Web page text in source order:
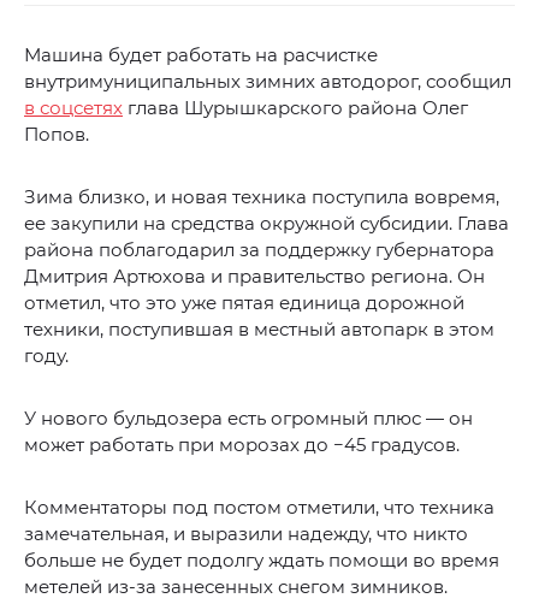
Машина будет работать на расчистке
внутримуниципальных зимних автодорог, сообщил
в соцсетях глава Шурышкарского района Олег
Попов.
Зима близко, и новая техника поступила вовремя,
ее закупили на средства окружной субсидии. Глава
района поблагодарил за поддержку губернатора
Дмитрия Артюхова и правительство региона. Он
отметил, что это уже пятая единица дорожной
техники, поступившая в местный автопарк в этом
году.
У нового бульдозера есть огромный плюс — он
может работать при морозах до −45 градусов.
Комментаторы под постом отметили, что техника
замечательная, и выразили надежду, что никто
больше не будет подолгу ждать помощи во время
метелей из-за занесенных снегом зимников.